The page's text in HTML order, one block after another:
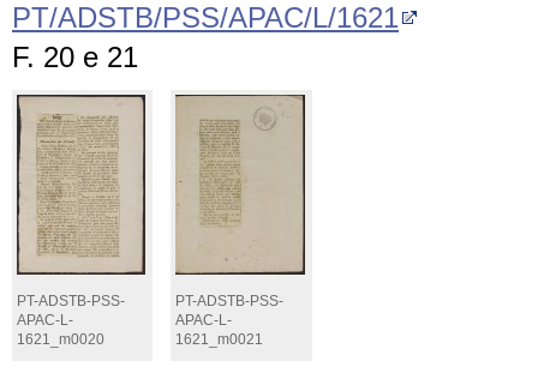
PT/ADSTB/PSS/APAC/L/1621
F. 20 e 21
PT-ADSTB-PSS-
APAC-L-
1621_m0020
PT-ADSTB-PSS-
APAC-L-
1621_m0021